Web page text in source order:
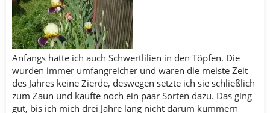
Anfangs hatte ich auch Schwertlilien in den Töpfen. Die
wurden immer umfangreicher und waren die meiste Zeit
des Jahres keine Zierde, deswegen setzte ich sie schließlich
zum Zaun und kaufte noch ein paar Sorten dazu. Das ging
gut, bis ich mich drei Jahre lang nicht darum kümmern